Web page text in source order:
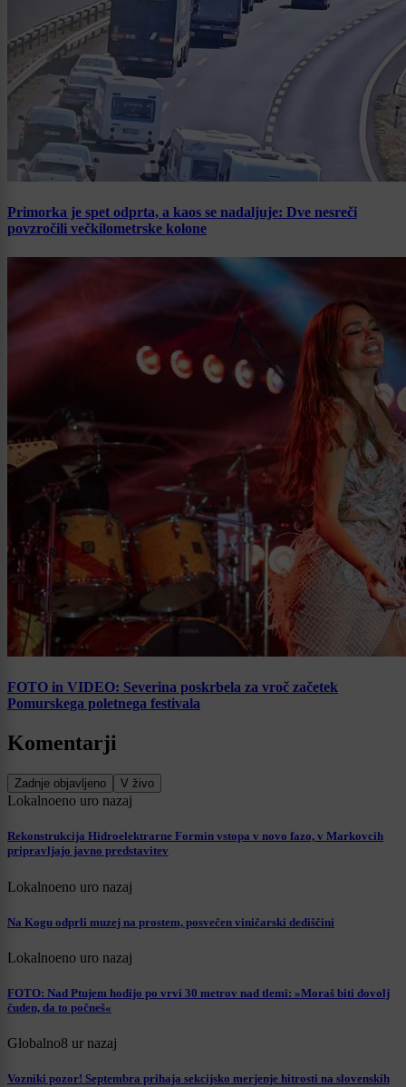
Primorka je spet odprta, a kaos se nadaljuje: Dve nesreči
povzročili večkilometrske kolone
FOTO in VIDEO: Severina poskrbela za vroč začetek
Pomurskega poletnega festivala
Komentarji
Zadnje objavljeno V živo
Lokalnoeno uro nazaj
Rekonstrukcija Hidroelektrarne Formin vstopa v novo fazo, v Markovcih
pripravljajo javno predstavitev
Lokalnoeno uro nazaj
Na Kogu odprli muzej na prostem, posvečen viničarski dediščini
Lokalnoeno uro nazaj
FOTO: Nad Ptujem hodijo po vrvi 30 metrov nad tlemi: »Moraš biti dovolj
čuden, da to počneš«
Globalno8 ur nazaj
Vozniki pozor! Septembra prihaja sekcijsko merjenje hitrosti na slovenskih